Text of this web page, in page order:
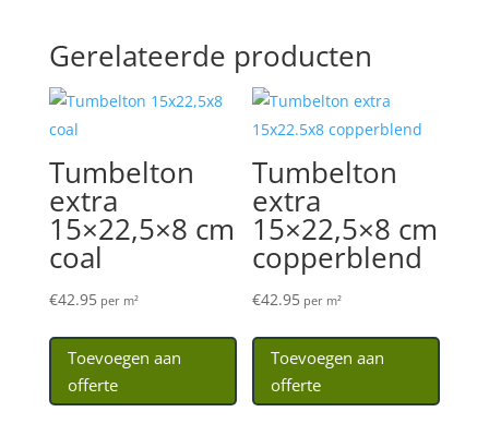
Gerelateerde producten
Tumbelton
extra
15×22,5×8 cm
coal
€42.95per m²
Toevoegen aan
offerte
Tumbelton
extra
15×22,5×8 cm
copperblend
€42.95 per m²
Toevoegen aan
offerte